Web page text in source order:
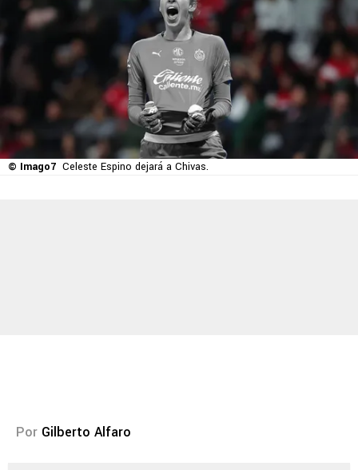
© Imago7 Celeste Espino dejará a Chivas.
Por Gilberto Alfaro